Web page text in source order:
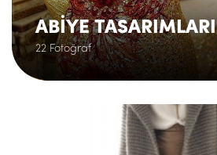
ABİYE TASARIMLARI
22 Fotoğraf